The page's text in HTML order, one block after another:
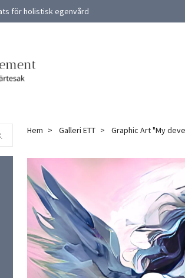
för holistisk egenvård
Hem Galleri ETT Graphic Art "My